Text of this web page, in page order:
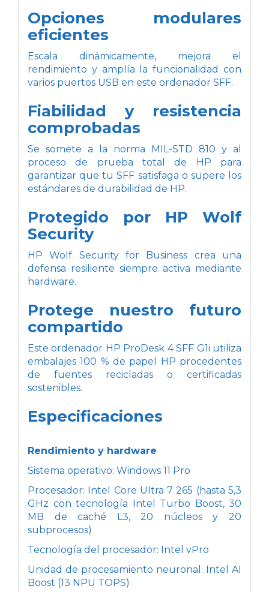
Opciones modulares
eficientes
Escala dinámicamente, mejora el
rendimiento y amplía la funcionalidad con
varios puertos USB en este ordenador SFF.
Fiabilidad y resistencia
comprobadas
Se somete a la norma MIL-STD 810 y al
proceso de prueba total de HP para
garantizar que tu SFF satisfaga o supere los
estándares de durabilidad de HP.
Protegido por HP Wolf
Security
HP Wolf Security for Business crea una
defensa resiliente siempre activa mediante
hardware.
Protege nuestro futuro
compartido
Este ordenador HP ProDesk 4 SFF G1i utiliza
embalajes 100 % de papel HP procedentes
de fuentes recicladas o certificadas
sostenibles.
Especificaciones
Rendimiento y hardware
Sistema operativo: Windows 11 Pro
Procesador: Intel Core Ultra 7 265 (hasta 5,3
GHz con tecnología Intel Turbo Boost, 30
MB de caché L3, 20 núcleos y 20
subprocesos)
Tecnología del procesador: Intel vPro
Unidad de procesamiento neuronal: Intel AI
Boost (13 NPU TOPS)